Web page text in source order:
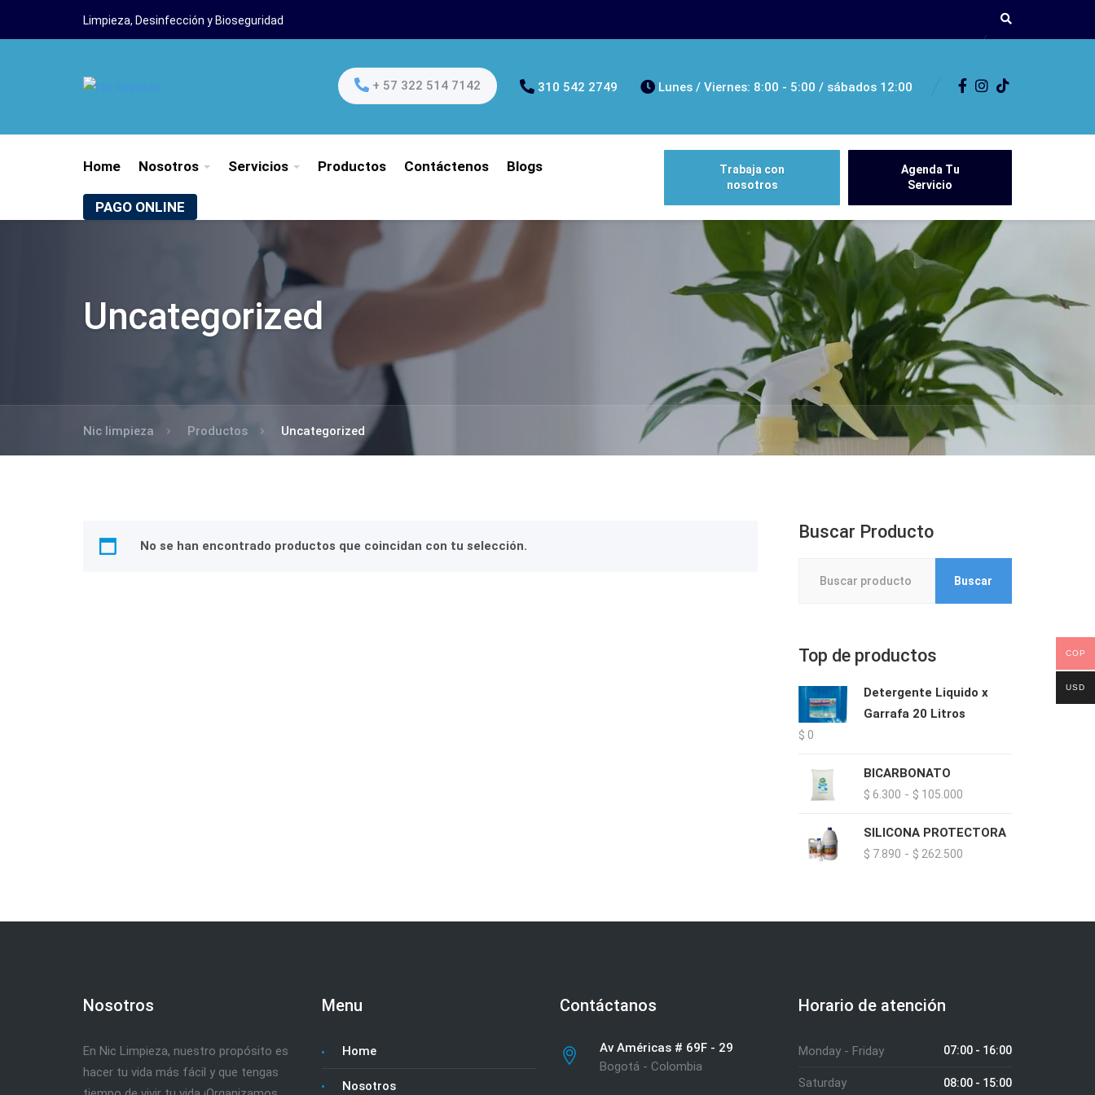
Limpieza, Desinfección y Bioseguridad
+ 57 322 514 7142 310 542 2749 Lunes / Viernes: 8:00 - 5:00 / sábados 12:00
Home Nosotros Servicios Productos Contáctenos Blogs
PAGO ONLINE
Trabaja con
nosotros
Agenda Tu
Servicio
Uncategorized
Nic limpieza Productos Uncategorized
No se han encontrado productos que coincidan con tu selección.
Buscar Producto
Buscar
Top de productos
Detergente Liquido x
Garrafa 20 Litros
$ 0
BICARBONATO
$ 6.300 - $ 105.000Rango
precios:
desde
$ 105.000
SILICONA PROTECTORA
$ 7.890 - $ 262.500Rango
Nosotros
En Nic Limpieza, nuestro propósito es
hacer tu vida más fácil y que tengas
Menu
Home
Nosotros
Contáctanos
Av Américas # 69F - 29
Bogotá - Colombia
Horario de atención
Monday - Friday 07:00 - 16:00
Saturday 08:00 - 15:00
COP
USD